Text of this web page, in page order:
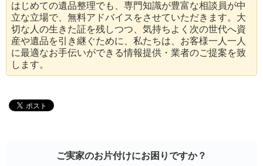
はじめての遺品整理でも、専門知識が豊富な相談員が中
立な立場で、無料アドバイスをさせていただきます。大
切な人の生きた証を残しつつ、気持ちよく次の世代へ資
産や遺品を引き継ぐために、私たちは、お客様一人一人
に最適なお手伝いができる情報提供・業者のご提案を致
します。
ご実家のお片付けにお困りですか？